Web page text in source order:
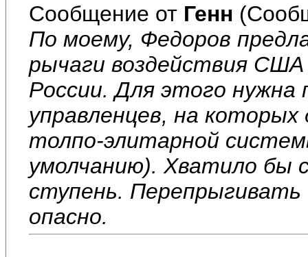
Сообщение от Генн
По моему, Федоров
рычаги воздействия
России. Для этого нужна
управленцев, на
толпо-элитарной
умолчанию). Хватило бы
ступень.
опасно.